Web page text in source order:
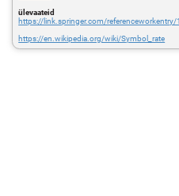
ülevaateid
https://link.springer.com/
https://en.wikipedia.org/wiki/Symbol_rate